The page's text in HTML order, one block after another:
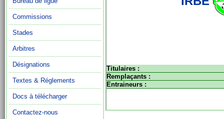
Commissions
Stades
Arbitres
Désignations
Textes & Réglements
Docs à télécharger
Contactez-nous
Titulaires :
Remplaçants :
Entraineurs :